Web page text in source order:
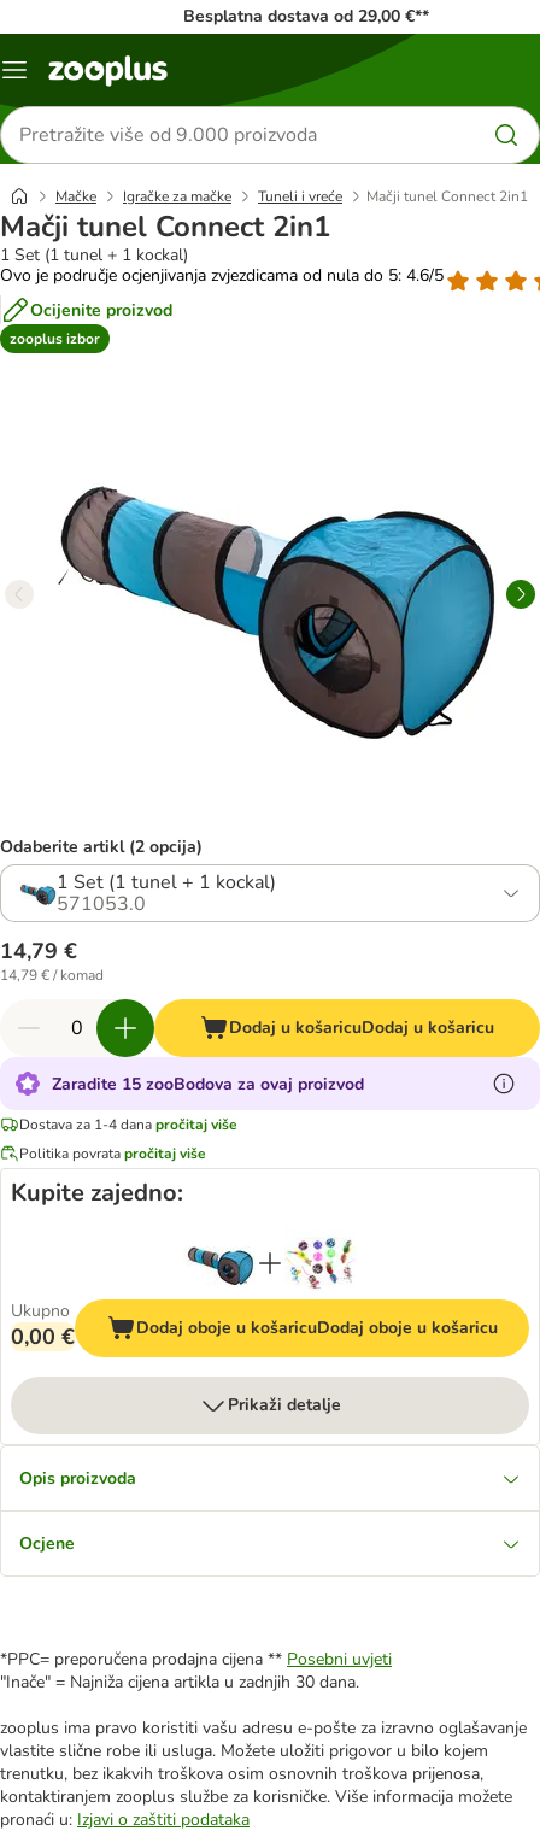
Besplatna dostava od 29,00 €**
Izbornik
Traži
proizvode
Mačke Igračke za mačke Tuneli i vreće Mačji tunel Connect 2in1
Mačji tunel Connect 2in1
1 Set (1 tunel + 1 kockal)
Ovo je područje ocjenjivanja zvjezdicama od nula do 5: 4.6/5
Ocijenite proizvod
zooplus izbor
Odaberite artikl (2 opcija)
1 Set (1 tunel + 1 kockal)
571053.0
14,79 €
14,79 € / komad
Dodaj u košaricuDodaj u košaricu
Zaradite 15 zooBodova za ovaj proizvod
Dostava za 1-4 danapročitaj više
Politika povratapročitaj više
Kupite zajedno:
Ukupno
0,00 € Dodaj oboje u košaricuDodaj oboje u košaricu
Prikaži detalje
Opis proizvoda
Ocjene
*PPC= preporučena prodajna cijena ** Posebni uvjeti
"Inače" = Najniža cijena artikla u zadnjih 30 dana.
zooplus ima pravo koristiti vašu adresu e-pošte za izravno oglašavanje
vlastite slične robe ili usluga. Možete uložiti prigovor u bilo kojem
trenutku, bez ikakvih troškova osim osnovnih troškova prijenosa,
kontaktiranjem zooplus službe za korisničke. Više informacija možete
pronaći u: Izjavi o zaštiti podataka